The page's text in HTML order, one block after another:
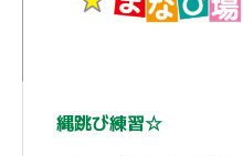
縄跳び練習☆